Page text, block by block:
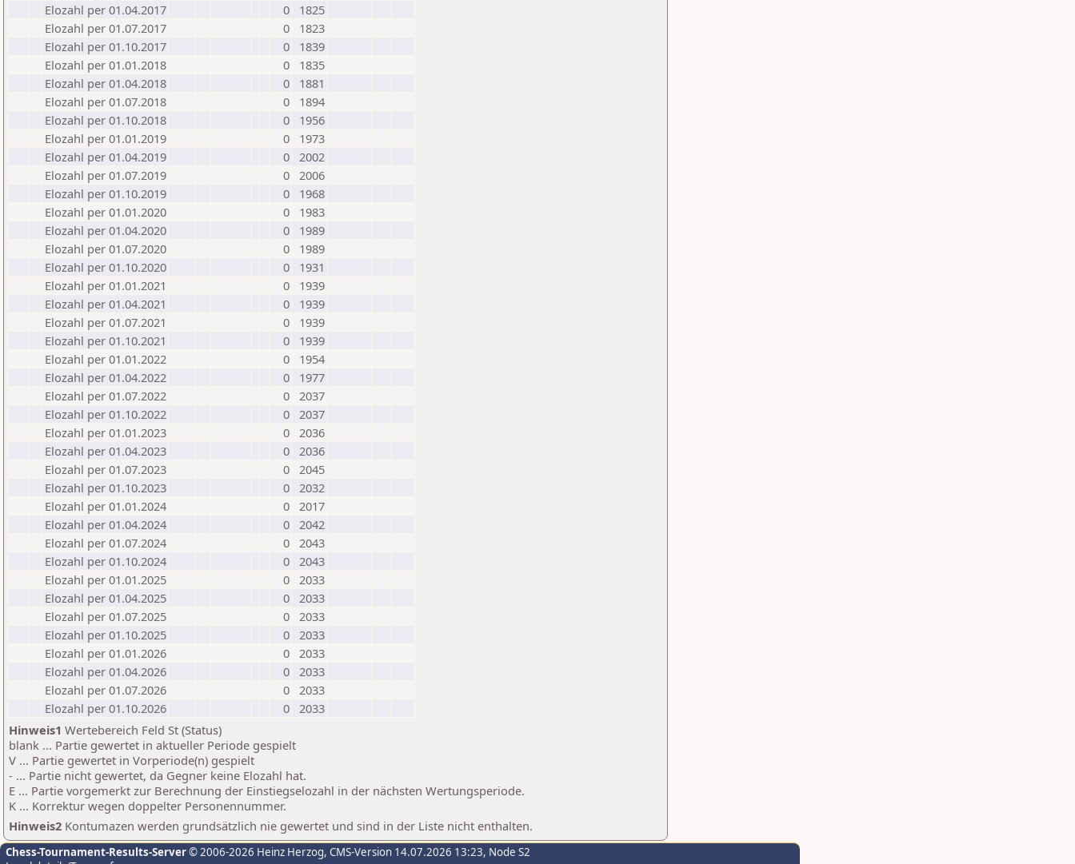
Elozahl per 01.04.2017
0
1825
Elozahl per 01.07.2017
0
1823
Elozahl per 01.10.2017
0
1839
Elozahl per 01.01.2018
0
1835
Elozahl per 01.04.2018
0
1881
Elozahl per 01.07.2018
0
1894
Elozahl per 01.10.2018
0
1956
Elozahl per 01.01.2019
0
1973
Elozahl per 01.04.2019
0 2002
Elozahl per 01.07.2019
0 2006
Elozahl per 01.10.2019
0
1968
Elozahl per 01.01.2020
0
1983
Elozahl per 01.04.2020
0
1989
Elozahl per 01.07.2020
0
1989
Elozahl per 01.10.2020
0
1931
Elozahl per 01.01.2021
0
1939
Elozahl per 01.04.2021
0
1939
Elozahl per 01.07.2021
0
1939
Elozahl per 01.10.2021
0
1939
Elozahl per 01.01.2022
0
1954
Elozahl per 01.04.2022
0
1977
Elozahl per 01.07.2022
0 2037
Elozahl per 01.10.2022
0 2037
Elozahl per 01.01.2023
0 2036
Elozahl per 01.04.2023
0 2036
Elozahl per 01.07.2023
0 2045
Elozahl per 01.10.2023
0 2032
Elozahl per 01.01.2024
0 2017
Elozahl per 01.04.2024
0 2042
Elozahl per 01.07.2024
0 2043
Elozahl per 01.10.2024
0 2043
Elozahl per 01.01.2025
0 2033
Elozahl per 01.04.2025
0 2033
Elozahl per 01.07.2025
0 2033
Elozahl per 01.10.2025
0 2033
Elozahl per 01.01.2026
0 2033
Elozahl per 01.04.2026
0 2033
Elozahl per 01.07.2026
0 2033
Elozahl per 01.10.2026
0 2033
Hinweis1 Wertebereich Feld St (Status)
blank ... Partie gewertet in aktueller Periode gespielt
V ... Partie gewertet in Vorperiode(n) gespielt
- ... Partie nicht gewertet, da Gegner keine Elozahl hat.
E ... Partie vorgemerkt zur Berechnung der Einstiegselozahl in der nächsten Wertungsperiode.
K ... Korrektur wegen doppelter Personennummer.
Hinweis2 Kontumazen werden grundsätzlich nie gewertet und sind in der Liste nicht enthalten.
Chess-Tournament-Results-Server© 2006-2026 Heinz Herzog, CMS-Version 14.07.2026 13:23, Node S2